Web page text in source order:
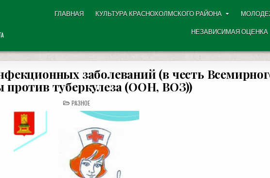
ГЛАВНАЯ КУЛЬТУРА КРАСНОХОЛМСКОГО РАЙОНА
НЕЗАВИСИМАЯ ОЦЕНКА
заболеваний (в честь
против туберкулеза (ООН, ВОЗ))
POSTED
IN
РАЗНОЕ